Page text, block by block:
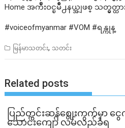
Home အက်ဳံးဝင္ၿမိဳ႕နယ္အျဖစ္ သတ္မွတ္ထ
#voiceofmyanmar #VOM #ရန္ကုန္
မြန်မာသတင်း, သတင်း
Related posts
ပြည်တွင်းဆန်စျေးကွက်မှာ ငွေက
သောင်းကျော် လိမ်လည်ခံရ